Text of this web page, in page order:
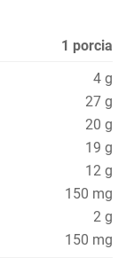
1 porcia
4 g
27 g
20 g
19 g
12 g
150 mg
2 g
150 mg